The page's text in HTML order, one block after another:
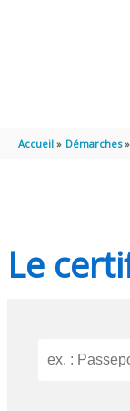
Accueil Démarches
Le